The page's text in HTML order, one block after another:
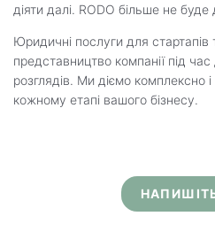
діяти далі. RODO більше не
Юридичні послуги для
представництво компанії під
розглядів. Ми діємо комплексно
кожному етапі вашого бізнесу.